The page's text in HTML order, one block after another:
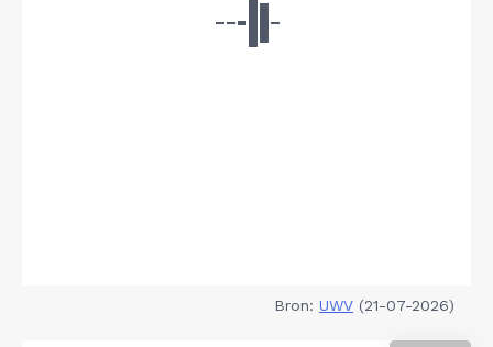
Bron: UWV (21-07-2026)